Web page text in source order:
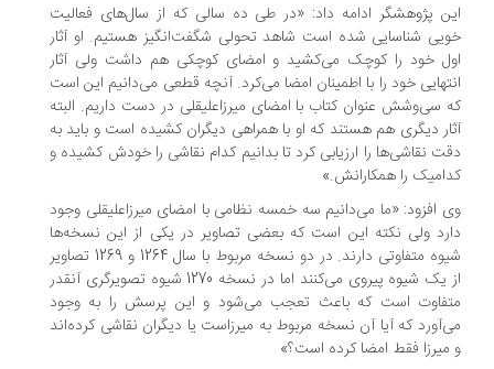
پژوهشگر ادامه داد: «در طی ده سالی که از سال‌های فعالیت‌
شناسایی شده است شاهد تحولی شگفت‌انگیز هستیم. او آثار
خود را کوچک می‌کشید و امضای کوچکی هم داشت ولی آثار
خود را با اطمینان امضا می‌کرد. آنچه قطعی می‌دانیم این است
سی‌وشش عنوان کتاب با امضای میرزاعلیقلی در دست داریم. البته
دیگری هم هستند که او با همراهی دیگران کشیده است و باید به
نقاشی‌ها را ارزیابی کرد تا بدانیم کدام نقاشی را خودش کشیده و
را همکارانش.»
افزود: «ما می‌دانیم سه خمسه نظامی با امضای میرزاعلیقلی وجود
ولی نکته این است که بعضی تصاویر در یکی از این نسخه‌ها
شیوه متفاوتی دارند. در دو نسخه مربوط با سال 1264 و 1269 تصاویر
از یک شیوه پیروی می‌کنند اما در نسخه 1270 شیوه تصویرگری آنقدر
است که باعث تعجب می‌شود و این پرسش را به وجود
که آیا آن نسخه مربوط به میرزاست یا دیگران نقاشی کرده‌اند
فقط امضا کرده است؟»